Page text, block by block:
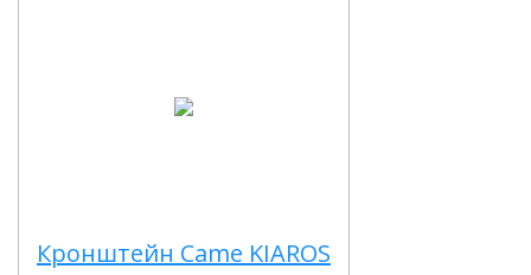
Кронштейн Came KIAROS